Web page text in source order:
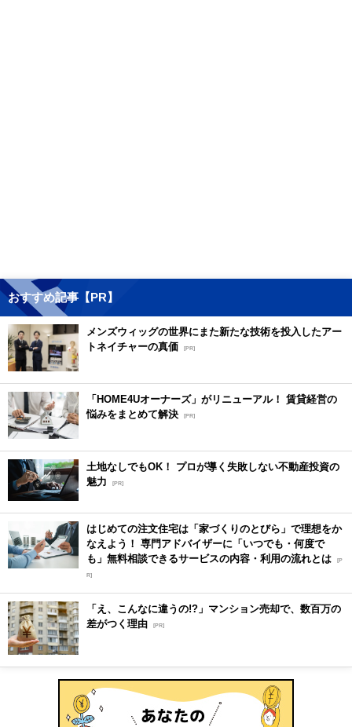
おすすめ記事【PR】
メンズウィッグの世界にまた新たな技術を投入したアー
トネイチャーの真価
[PR]
「HOME4Uオーナーズ」がリニューアル！ 賃貸経営の
悩みをまとめて解決 [PR]
土地なしでもOK！ プロが導く失敗しない不動産投資の
魅力
[PR]
はじめての注文住宅は「家づくりのとびら」で理想をか
なえよう！ 専門アドバイザーに「いつでも・何度で
も」無料相談できるサービスの内容・利用の流れとは [P
R]
「え、こんなに違うの!?」マンション売却で、数百万の
差がつく理由 [PR]